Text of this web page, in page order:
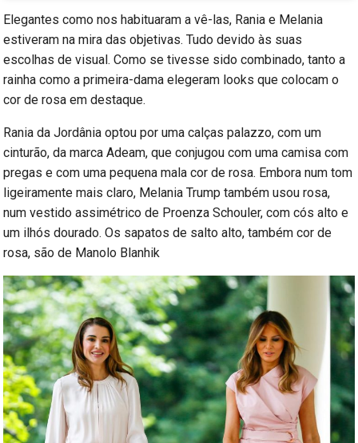
Elegantes como nos habituaram a vê-las, Rania e Melania
estiveram na mira das objetivas. Tudo devido às suas
escolhas de visual. Como se tivesse sido combinado, tanto a
rainha como a primeira-dama elegeram looks que colocam o
cor de rosa em destaque.
Rania da Jordânia optou por uma calças palazzo, com um
cinturão, da marca Adeam, que conjugou com uma camisa com
pregas e com uma pequena mala cor de rosa. Embora num tom
ligeiramente mais claro, Melania Trump também usou rosa,
num vestido assimétrico de Proenza Schouler, com cós alto e
um ilhós dourado. Os sapatos de salto alto, também cor de
rosa, são de Manolo Blanhik